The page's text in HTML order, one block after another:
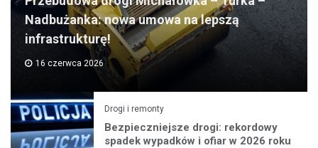
Nadbużanka: nowa umowa na lepszą
infrastrukturę!
16 czerwca 2026
Drogi i remonty
Bezpieczniejsze drogi: rekordowy
spadek wypadków i ofiar w 2026 roku